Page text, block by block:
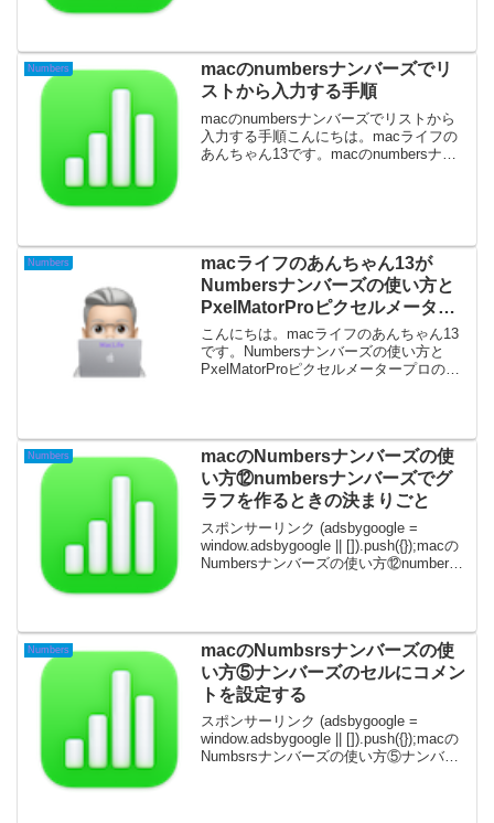
Nu...
Numbers
macのnumbersナンバーズでリ
ストから入力する手順
macのnumbersナンバーズでリストから
入力する手順こんにちは。macライフの
あんちゃん13です。macのnumbersナン
Numbers
macライフのあんちゃん13が
Numbersナンバーズの使い方と
PxelMatorProピクセルメーター
プロの使い方を厳選
こんにちは。macライフのあんちゃん13
です。Numbersナンバーズの使い方と
PxelMatorProピクセルメータープロの使
Numbers
macのNumbersナンバーズの使
い方⑫numbersナンバーズでグ
ラフを作るときの決まりごと
スポンサーリンク (adsbygoogle =
window.adsbygoogle || []).push({});macの
Numbersナンバーズの使い方⑫numbers
Numbers
macのNumbsrsナンバーズの使
い方⑤ナンバーズのセルにコメン
トを設定する
スポンサーリンク (adsbygoogle =
window.adsbygoogle || []).push({});macの
Numbsrsナンバーズの使い方⑤ナンバー